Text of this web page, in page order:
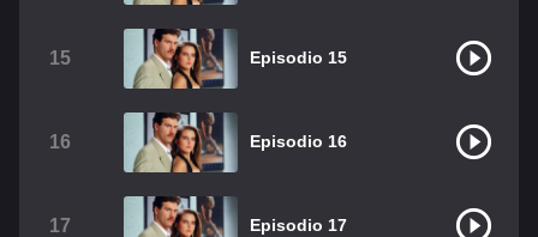
15 Episodio 15
16 Episodio 16
17 Episodio 17